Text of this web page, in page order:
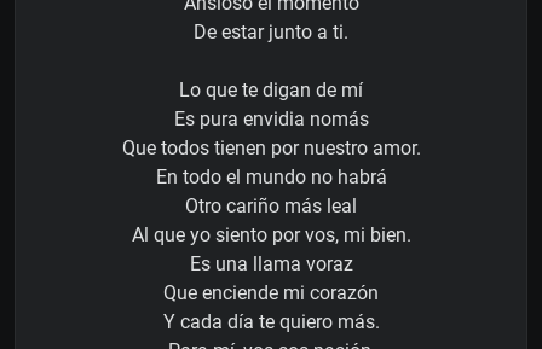
De estar junto a ti.
Lo que te digan de mí
Es pura envidia nomás
Que todos tienen por nuestro amor.
En todo el mundo no habrá
Otro cariño más leal
Al que yo siento por vos, mi bien.
Es una llama voraz
Que enciende mi corazón
Y cada día te quiero más.